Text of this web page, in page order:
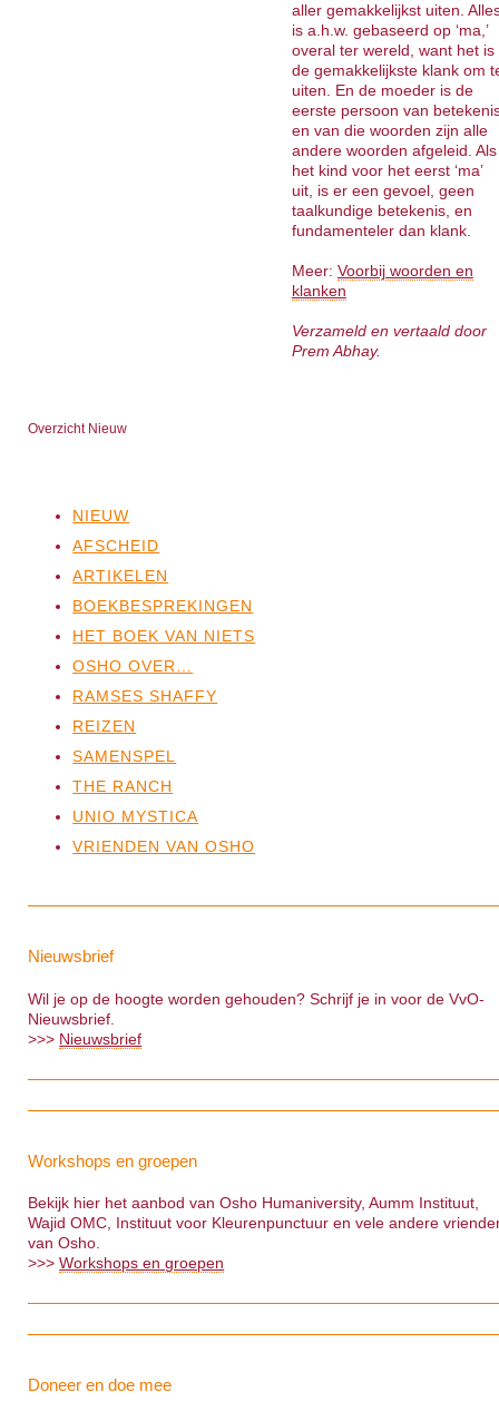
aller gemakkelijkst uiten.
is a.h.w. gebaseerd op ‘ma,’
overal ter wereld, want het is
de gemakkelijkste klank om
uiten. En de moeder is de
eerste persoon van
en van die woorden zijn alle
andere woorden afgeleid. Als
het kind voor het eerst ‘ma’
uit, is er een gevoel, geen
taalkundige betekenis, en
fundamenteler dan klank.
Meer: Voorbij woorden en
klanken
Verzameld en vertaald door
Prem Abhay.
Overzicht Nieuw
NIEUW
AFSCHEID
ARTIKELEN
BOEKBESPREKINGEN
HET BOEK VAN NIETS
OSHO OVER…
RAMSES SHAFFY
REIZEN
SAMENSPEL
THE RANCH
UNIO MYSTICA
VRIENDEN VAN OSHO
Nieuwsbrief
Wil je op de hoogte worden gehouden? Schrijf je in voor de VvO-
Nieuwsbrief.
>>> Nieuwsbrief
Workshops en groepen
Bekijk hier het aanbod van Osho Humaniversity, Aumm Instituut,
Wajid OMC, Instituut voor Kleurenpunctuur en vele andere
van Osho.
>>>Workshops en groepen
Doneer en doe mee